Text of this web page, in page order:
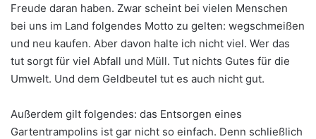
Freude daran haben. Zwar scheint bei vielen Menschen
bei uns im Land folgendes Motto zu gelten: wegschmeißen
und neu kaufen. Aber davon halte ich nicht viel. Wer das
tut sorgt für viel Abfall und Müll. Tut nichts Gutes für die
Umwelt. Und dem Geldbeutel tut es auch nicht gut.
Außerdem gilt folgendes: das Entsorgen eines
Gartentrampolins ist gar nicht so einfach. Denn schließlich